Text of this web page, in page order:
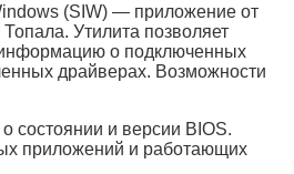
(SIW) — приложение от
Утилита позволяет
о подключенных
драйверах. Возможности
состоянии и версии BIOS.
приложений и работающих